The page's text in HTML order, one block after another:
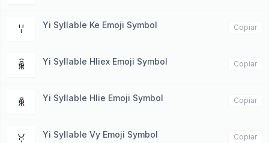
ꈌ Yi Syllable Ke Emoji Symbol Copiar
ꆛ Yi Syllable Hliex Emoji Symbol Copiar
ꆜ Yi Syllable Hlie Emoji Symbol Copiar
ꃼ Yi Syllable Vy Emoji Symbol Copiar